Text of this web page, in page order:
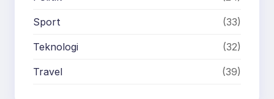
Sport (33)
Teknologi (32)
Travel (39)